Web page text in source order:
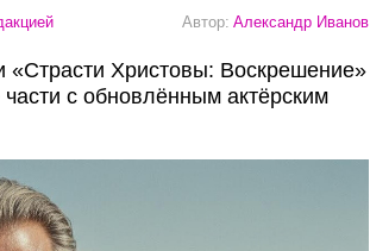
Автор: Александр Иванов
Христовы: Воскрешение»
с обновлённым актёрским